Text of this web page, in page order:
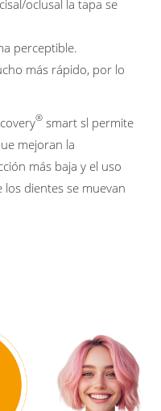
oclusal la tapa se
perceptible.
más rápido, por lo
® smart sl permite
mejoran la
más baja y el uso
dientes se muevan